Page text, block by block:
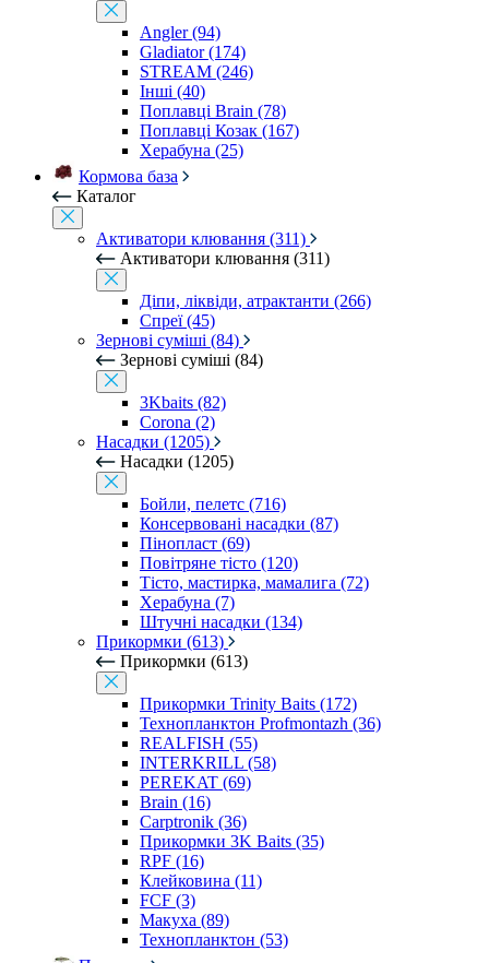
Angler (94)
Gladiator (174)
STREAM (246)
Інші (40)
Поплавці Brain (78)
Поплавці Козак (167)
Херабуна (25)
Кормова база
Каталог
Активатори клювання (311)
Активатори клювання (311)
Діпи, ліквіди, атрактанти (266)
Спреї (45)
Зернові суміші (84)
Зернові суміші (84)
3Kbaits (82)
Corona (2)
Насадки (1205)
Насадки (1205)
Бойли, пелетс (716)
Консервовані насадки (87)
Пінопласт (69)
Повітряне тісто (120)
Тісто, мастирка, мамалига (72)
Херабуна (7)
Штучні насадки (134)
Прикормки (613)
Прикормки (613)
Прикормки Trinity Baits (172)
Технопланктон Profmontazh (36)
REALFISH (55)
INTERKRILL (58)
PEREKAT (69)
Brain (16)
Carptronik (36)
Прикормки 3K Baits (35)
RPF (16)
Клейковина (11)
FCF (3)
Макуха (89)
Технопланктон (53)